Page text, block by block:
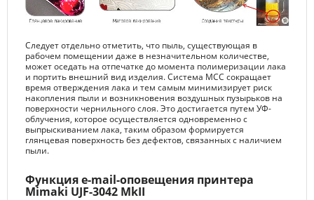
Следует отдельно отметить, что пыль, существующая в
рабочем помещении даже в незначительном количестве,
может оседать на отпечатке до момента полимеризации лака
и портить внешний вид изделия. Система MCC сокращает
время отверждения лака и тем самым минимизирует риск
накопления пыли и возникновения воздушных пузырьков на
поверхности чернильного слоя. Это достигается путем УФ-
облучения, которое осуществляется одновременно с
выпрыскиванием лака, таким образом формируется
глянцевая поверхность без дефектов, связанных с наличием
пыли.
Функция e-mail-оповещения принтера
Mimaki UJF-3042 MkII